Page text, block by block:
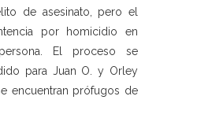
de asesinato, pero el
por homicidio en
El proceso se
para Juan O. y Orley
encuentran prófugos de